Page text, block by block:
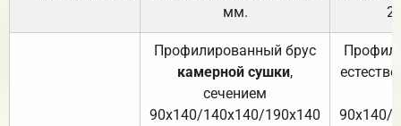
мм.
Профилированный брус
камерной сушки,
сечением
90х140/140х140/190х140
90х140/